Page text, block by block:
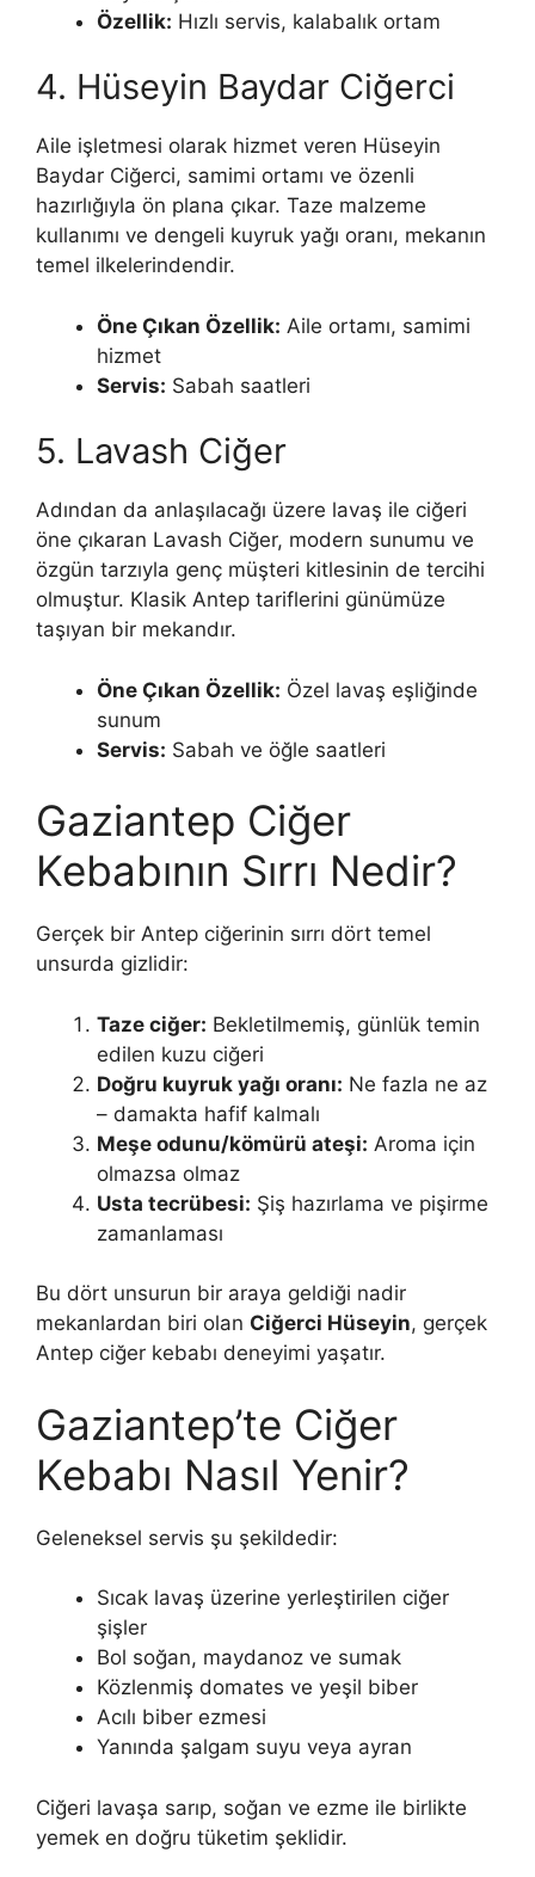
Özellik: Hızlı servis, kalabalık ortam
4. Hüseyin Baydar Ciğerci
Aile işletmesi olarak hizmet veren Hüseyin
Baydar Ciğerci, samimi ortamı ve özenli
hazırlığıyla ön plana çıkar. Taze malzeme
kullanımı ve dengeli kuyruk yağı oranı, mekanın
temel ilkelerindendir.
Öne Çıkan Özellik: Aile ortamı, samimi
hizmet
Servis: Sabah saatleri
5. Lavash Ciğer
Adından da anlaşılacağı üzere lavaş ile ciğeri
öne çıkaran Lavash Ciğer, modern sunumu ve
özgün tarzıyla genç müşteri kitlesinin de tercihi
olmuştur. Klasik Antep tariflerini günümüze
taşıyan bir mekandır.
Öne Çıkan Özellik: Özel lavaş eşliğinde
sunum
Servis: Sabah ve öğle saatleri
Gaziantep Ciğer
Kebabının Sırrı Nedir?
Gerçek bir Antep ciğerinin sırrı dört temel
unsurda gizlidir:
Taze ciğer: Bekletilmemiş, günlük temin
edilen kuzu ciğeri
Doğru kuyruk yağı oranı: Ne fazla ne az
– damakta hafif kalmalı
Meşe odunu/kömürü ateşi: Aroma için
olmazsa olmaz
Usta tecrübesi: Şiş hazırlama ve pişirme
zamanlaması
Bu dört unsurun bir araya geldiği nadir
mekanlardan biri olan Ciğerci Hüseyin, gerçek
Antep ciğer kebabı deneyimi yaşatır.
Gaziantep’te Ciğer
Kebabı Nasıl Yenir?
Geleneksel servis şu şekildedir:
Sıcak lavaş üzerine yerleştirilen ciğer
şişler
Bol soğan, maydanoz ve sumak
Közlenmiş domates ve yeşil biber
Acılı biber ezmesi
Yanında şalgam suyu veya ayran
Ciğeri lavaşa sarıp, soğan ve ezme ile birlikte
yemek en doğru tüketim şeklidir.